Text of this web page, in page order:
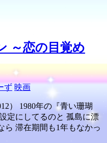
～恋の目覚め
ず 映画
） 1980年の『青い珊瑚
定にしてるのと 孤島に漂
ら 滞在期間も1年もなかっ